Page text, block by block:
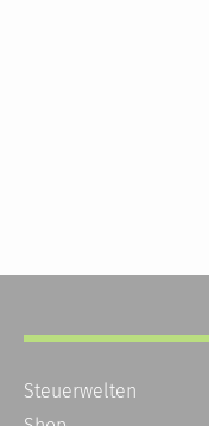
Steuerwelten